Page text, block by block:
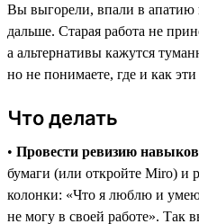
Вы выгорели, впали в апатию
дальше. Старая работа не
а альтернативы кажутся
но не понимаете, где и как
Что делать
• Провести ревизию
бумаги (или откройте Miro) и
колонки: «Что я люблю и умею
не могу в своей работе». Так